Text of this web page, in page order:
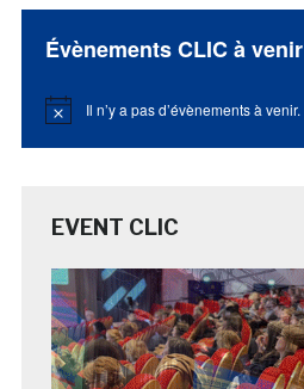
Évènements CLIC à venir
Notice Il n’y a pas d’évènements à venir.
EVENT CLIC